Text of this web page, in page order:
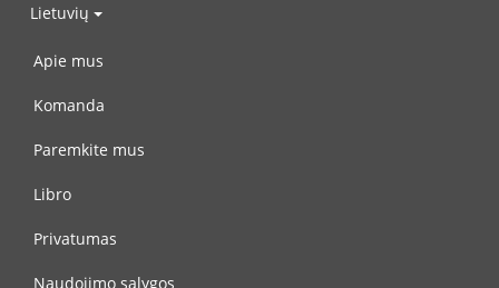
Lietuvių
Apie mus
Komanda
Paremkite mus
Libro
Privatumas
Naudojimo sąlygos